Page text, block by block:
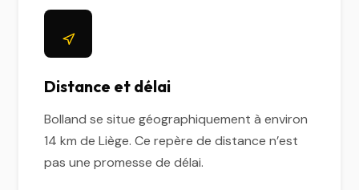
Distance et délai
Bolland se situe géographiquement à environ
14 km de Liège. Ce repère de distance n’est
pas une promesse de délai.